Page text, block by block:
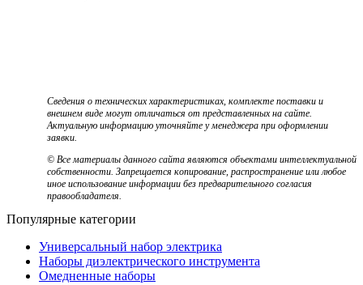
Сведения о технических характеристиках, комплекте поставки и
внешнем виде могут отличаться от представленных на сайте.
Актуальную информацию уточняйте у менеджера при оформлении
заявки.
© Все материалы данного сайта являются объектами интеллектуальной
собственности. Запрещается копирование, распространение или любое
иное использование информации без предварительного согласия
правообладателя.
Популярные категории
Универсальный набор электрика
Наборы диэлектрического инструмента
Омедненные наборы